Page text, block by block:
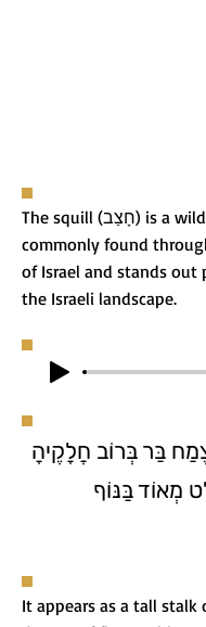
The squill (חָצַב) is a wild plant
commonly found
of Israel and stands out
the Israeli landscape.
בַּר בְּרוֹב חֲלָקֶיהָ
מְאוֹד בַּנּוֹף
It appears as a tall stalk